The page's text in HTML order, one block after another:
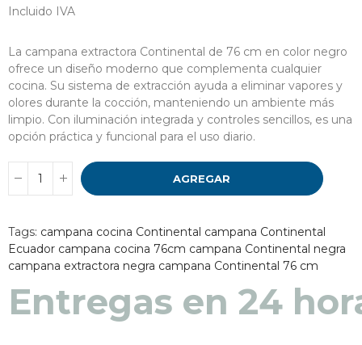
Incluido IVA
La campana extractora Continental de 76 cm en color negro
ofrece un diseño moderno que complementa cualquier
cocina. Su sistema de extracción ayuda a eliminar vapores y
olores durante la cocción, manteniendo un ambiente más
limpio. Con iluminación integrada y controles sencillos, es una
opción práctica y funcional para el uso diario.
AGREGAR
Tags: campana cocina Continental campana Continental
Ecuador campana cocina 76cm campana Continental negra
campana extractora negra campana Continental 76 cm
Entregas en 24